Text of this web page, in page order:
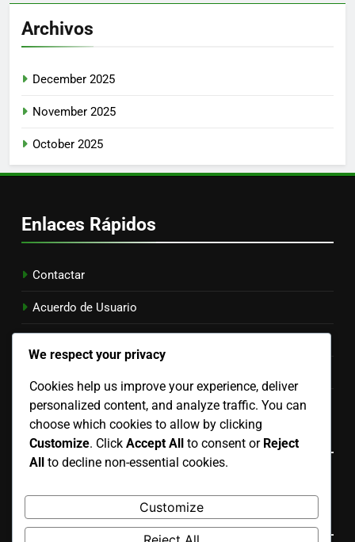
Archivos
December 2025
November 2025
October 2025
Enlaces Rápidos
Contactar
Acuerdo de Usuario
Preferencias de Cookies
Language
Buscar
We respect your privacy
Cookies help us improve your experience, deliver
personalized content, and analyze traffic. You can
choose which cookies to allow by clicking
Customize. Click Accept All to consent or Reject
All to decline non-essential cookies.
Customize